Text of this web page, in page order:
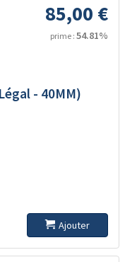
85,00 €
prime : 54.81%
- 40MM)
Ajouter